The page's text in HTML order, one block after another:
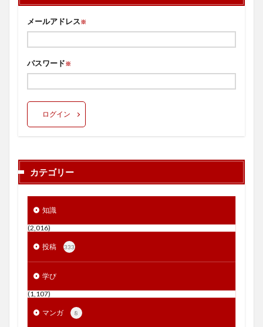
メールアドレス※
パスワード※
ログイン
カテゴリー
知識
(2,016)
投稿 333
学び
(1,107)
マンガ 8